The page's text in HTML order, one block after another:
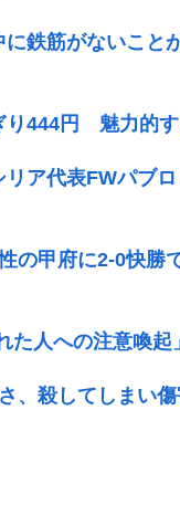
に鉄筋がないこと
り444円 魅力的
リア代表FWパブ
の甲府に2-0快
た人への注意喚起」
、殺してしまい